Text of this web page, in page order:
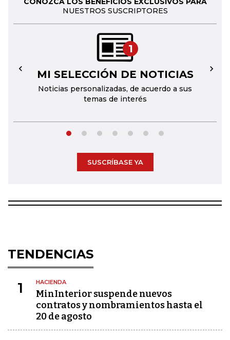
NUESTROS SUSCRIPTORES
1
MI SELECCIÓN DE NOTICIAS
Noticias personalizadas, de acuerdo a sus
temas de interés
← →
SUSCRÍBASE YA
TENDENCIAS
1 HACIENDA
MinInterior suspende nuevos
contratos y nombramientos hasta el
20 de agosto